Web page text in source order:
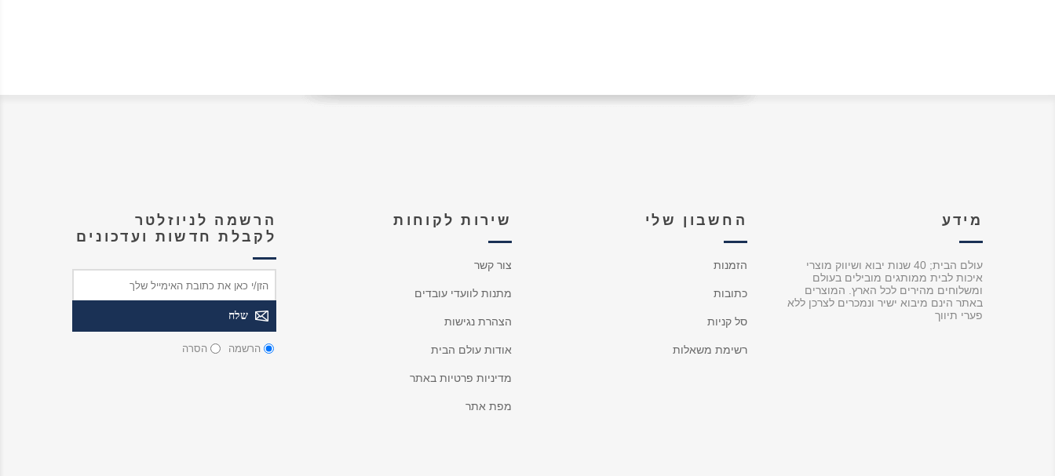
מידע
עולם הבית; 40 שנות יבוא ושיווק מוצרי
איכות לבית ממותגים מובילים בעולם
ומשלוחים מהירים לכל הארץ. המוצרים
באתר הינם מיבוא ישיר ונמכרים לצרכן ללא
פערי תיווך
החשבון שלי
הזמנות
כתובות
סל קניות
רשימת משאלות
שירות לקוחות
צור קשר
מתנות לוועדי עובדים
הצהרת נגישות
אודות עולם הבית
מדיניות פרטיות באתר
מפת אתר
הרשמה לניוזלטר
לקבלת חדשות ועדכונים
הרשמה הסרה